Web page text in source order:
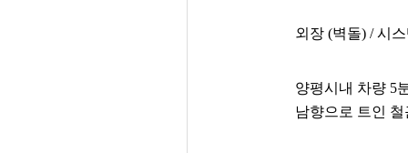
외장 (벽돌) / 시
양평시내 차량 5
남향으로 트인